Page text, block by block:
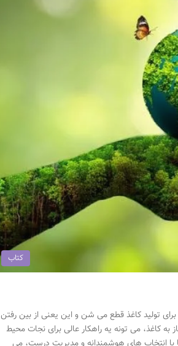
کتاب
تولید کاغذ قطع می شن و این یعنی از بین رفتن
کاغذ، می تونه یه راهکار عالی برای نجات محیط